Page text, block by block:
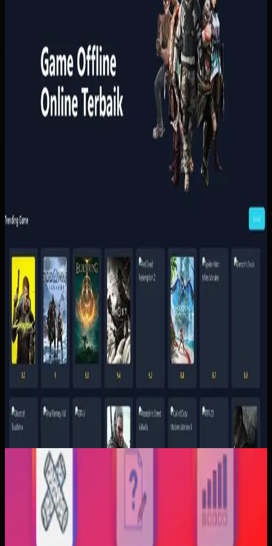
Pembelian game masih bergantung pada proses manual
yang lambat, sementara pengguna butuh metode
pembayaran lokal dan konfirmasi yang cepat. Tanpa sistem
yang rapi, proses transaksi terasa merepotkan dan
kepercayaan pelanggan lebih sulit dibangun.
Yang kami bangun
Kami menata katalog, keranjang, pembayaran, dan riwayat
pembelian pengguna dalam satu alur yang ringkas.
Pembayaran dan status pesanan dihubungkan ke proses
penyerahan akses supaya pelanggan tidak perlu
menunggu admin untuk setiap transaksi.
Aplikasi Mobile
Trajectfika
Trajectfika
Sebelumnya